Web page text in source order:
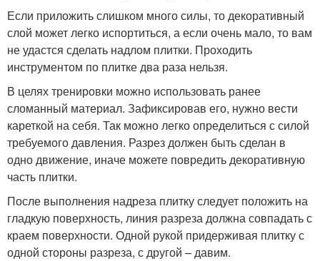
Если приложить слишком много силы, то декоративный
слой может легко испортиться, а если очень мало, то вам
не удастся сделать надлом плитки. Проходить
инструментом по плитке два раза нельзя.
В целях тренировки можно использовать ранее
сломанный материал. Зафиксировав его, нужно вести
кареткой на себя. Так можно легко определиться с силой
требуемого давления. Разрез должен быть сделан в
одно движение, иначе можете повредить декоративную
часть плитки.
После выполнения надреза плитку следует положить на
гладкую поверхность, линия разреза должна совпадать с
краем поверхности. Одной рукой придерживая плитку с
одной стороны разреза, с другой – давим.